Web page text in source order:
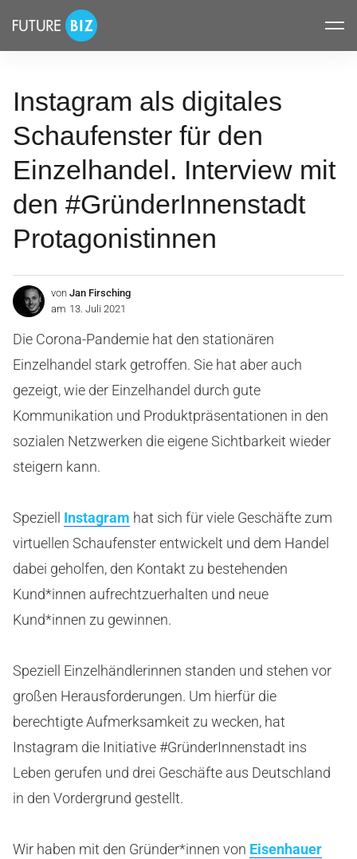
überspringen
FUTUREBIZ
Instagram als digitales
Schaufenster für den
Einzelhandel. Interview mit
den #GründerInnenstadt
Protagonistinnen
von Jan Firsching
am 13. Juli 2021
Die Corona-Pandemie hat den stationären
Einzelhandel stark getroffen. Sie hat aber auch
gezeigt, wie der Einzelhandel durch gute
Kommunikation und Produktpräsentationen in den
sozialen Netzwerken die eigene Sichtbarkeit wieder
steigern kann.
Speziell Instagram hat sich für viele Geschäfte zum
virtuellen Schaufenster entwickelt und dem Handel
dabei geholfen, den Kontakt zu bestehenden
Kund*innen aufrechtzuerhalten und neue
Kund*innen zu gewinnen.
Speziell Einzelhändlerinnen standen und stehen vor
großen Herausforderungen. Um hierfür die
berechtigte Aufmerksamkeit zu wecken, hat
Instagram die Initiative #GründerInnenstadt ins
Leben gerufen und drei Geschäfte aus Deutschland
in den Vordergrund gestellt.
Wir haben mit den Gründer*innen von Eisenhauer